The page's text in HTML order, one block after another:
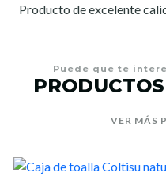
Producto de excelente
Puede que te
VER MÁS